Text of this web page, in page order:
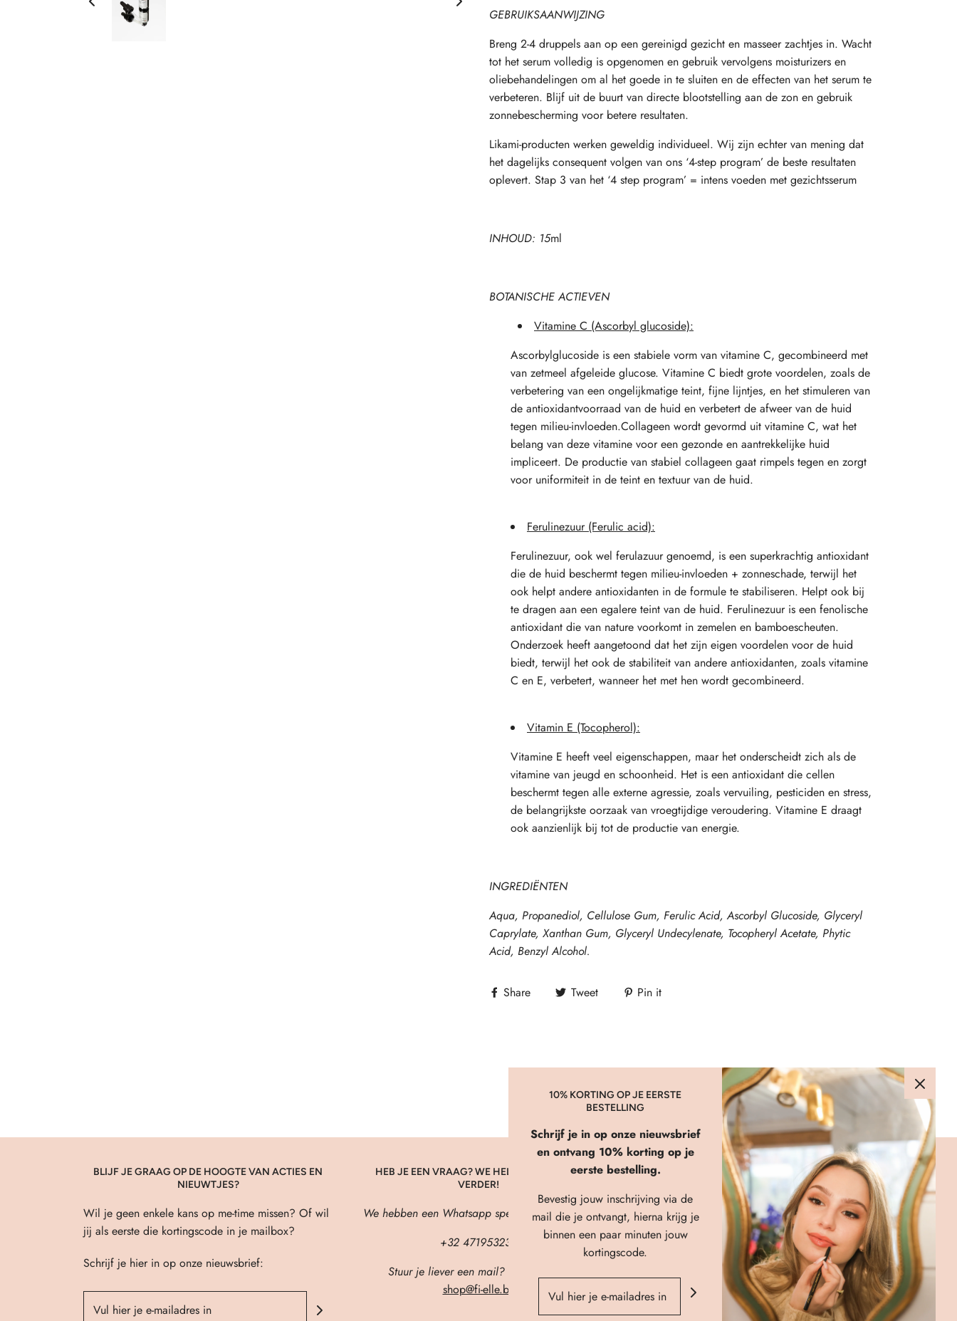
GEBRUIKSAANWIJZING
Breng 2-4 druppels aan op een gereinigd gezicht en masseer zachtjes in. Wacht
tot het serum volledig is opgenomen en gebruik vervolgens moisturizers en
oliebehandelingen om al het goede in te sluiten en de effecten van het serum te
verbeteren. Blijf uit de buurt van directe blootstelling aan de zon en gebruik
zonnebescherming voor betere resultaten.
Likami-producten werken geweldig individueel. Wij zijn echter van mening dat
het dagelijks consequent volgen van ons ‘4-step program’ de beste resultaten
oplevert. Stap 3 van het ‘4 step program’ = intens voeden met gezichtsserum
INHOUD: 15ml
BOTANISCHE ACTIEVEN
Vitamine C (Ascorbyl glucoside):
Ascorbylglucoside is een stabiele vorm van vitamine C, gecombineerd met
van zetmeel afgeleide glucose. Vitamine C biedt grote voordelen, zoals de
verbetering van een ongelijkmatige teint, fijne lijntjes, en het stimuleren van
de antioxidantvoorraad van de huid en verbetert de afweer van de huid
tegen milieu-invloeden.Collageen wordt gevormd uit vitamine C, wat het
belang van deze vitamine voor een gezonde en aantrekkelijke huid
impliceert. De productie van stabiel collageen gaat rimpels tegen en zorgt
voor uniformiteit in de teint en textuur van de huid.
Ferulinezuur (Ferulic acid):
Ferulinezuur, ook wel ferulazuur genoemd, is een superkrachtig antioxidant
die de huid beschermt tegen milieu-invloeden + zonneschade, terwijl het
ook helpt andere antioxidanten in de formule te stabiliseren. Helpt ook bij
te dragen aan een egalere teint van de huid. Ferulinezuur is een fenolische
antioxidant die van nature voorkomt in zemelen en bamboescheuten.
Onderzoek heeft aangetoond dat het zijn eigen voordelen voor de huid
biedt, terwijl het ook de stabiliteit van andere antioxidanten, zoals vitamine
C en E, verbetert, wanneer het met hen wordt gecombineerd.
Vitamin E (Tocopherol):
Vitamine E heeft veel eigenschappen, maar het onderscheidt zich als de
vitamine van jeugd en schoonheid. Het is een antioxidant die cellen
beschermt tegen alle externe agressie, zoals vervuiling, pesticiden en stress,
de belangrijkste oorzaak van vroegtijdige veroudering. Vitamine E draagt
ook aanzienlijk bij tot de productie van energie.
INGREDIËNTEN
Aqua, Propanediol, Cellulose Gum, Ferulic Acid, Ascorbyl Glucoside, Glyceryl
Caprylate, Xanthan Gum, Glyceryl Undecylenate, Tocopheryl Acetate, Phytic
Acid, Benzyl Alcohol.
Share Tweet Pin it
BLIJF JE GRAAG OP DE HOOGTE VAN ACTIES EN
NIEUWTJES?
Wil je geen enkele kans op me-time missen? Of wil
jij als eerste die kortingscode in je mailbox?
Schrijf je hier in op onze nieuwsbrief:
HEB JE EEN VRAAG? WE HELPEN JE GRAAG
VERDER!
We hebben een Whatsapp speciaal voor jou! 🖤
+32 471953236
Stuur je liever een mail? Dat kan ook!
shop@fi-elle.be
LINKS
About Us
Verzenden & Retourneren
FAQ
Privacybeleid
Algemene Voorwaarden
Contact
10% KORTING OP JE EERSTE
BESTELLING
Schrijf je in op onze nieuwsbrief
en ontvang 10% korting op je
eerste bestelling.
Bevestig jouw inschrijving via de
mail die je ontvangt, hierna krijg je
binnen een paar minuten jouw
kortingscode.